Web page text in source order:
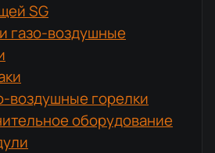
SG
газо-воздушные
воздушные горелки
оборудование